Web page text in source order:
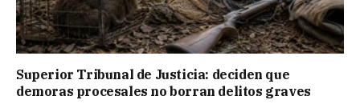
Superior Tribunal de Justicia: deciden que
demoras procesales no borran delitos graves